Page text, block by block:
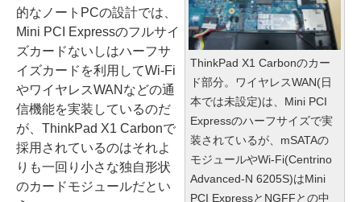
ThinkPad X1 Carbonのカー
ド部分。ワイヤレスWAN(日
本では未設定)は、Mini PCI
Expressのハーフサイズで実
装されているが、mSATAの
モジュールやWi-Fi(Centrino
Advanced-N 6205S)はMini
PCI ExpressとNGFFとの中
的なノートPCの設計では、
Mini PCI Expressのフルサイ
ズカードないしはハーフサ
イズカードを利用してWi-Fi
やワイヤレスWANなどの通
信機能を実装しているのだ
が、ThinkPad X1 Carbonで
採用されているのはそれよ
りも一回り小さな独自形状
のカードモジュールだとい